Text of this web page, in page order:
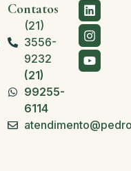
Contatos
(21)
3556-
9232
(21)
99255-
6114